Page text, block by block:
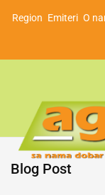
Region Emiteri O
Blog Post